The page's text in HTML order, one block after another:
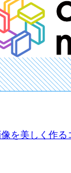
を美しく作